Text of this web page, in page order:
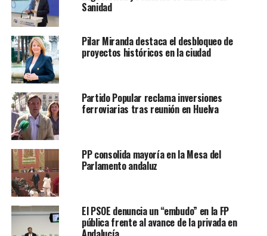
Sanidad
Pilar Miranda destaca el desbloqueo de
proyectos históricos en la ciudad
Partido Popular reclama inversiones
ferroviarias tras reunión en Huelva
PP consolida mayoría en la Mesa del
Parlamento andaluz
El PSOE denuncia un “embudo” en la FP
pública frente al avance de la privada en